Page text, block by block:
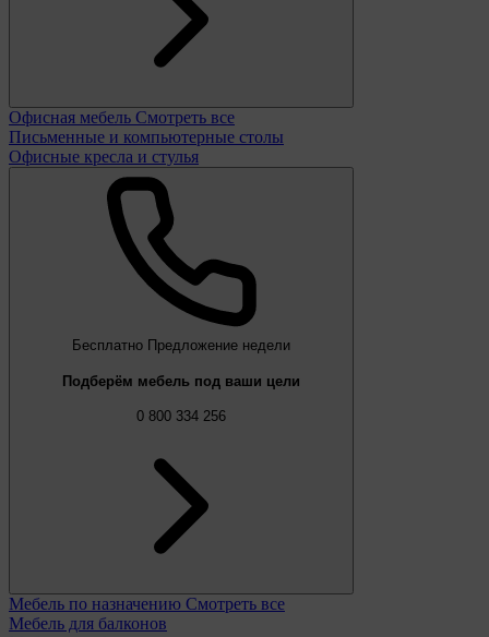
Офисная мебель Смотреть все
Письменные и компьютерные столы
Офисные кресла и стулья
Бесплатно Предложение недели
Подберём мебель под ваши цели
0 800 334 256
Мебель по назначению Смотреть все
Мебель для балконов